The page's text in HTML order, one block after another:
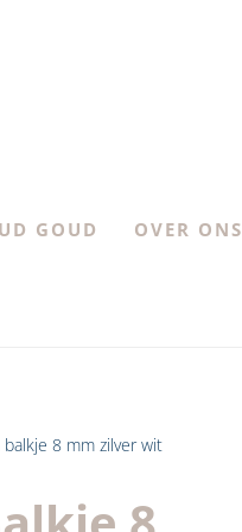
GOUD OVER ONS
8 mm zilver wit